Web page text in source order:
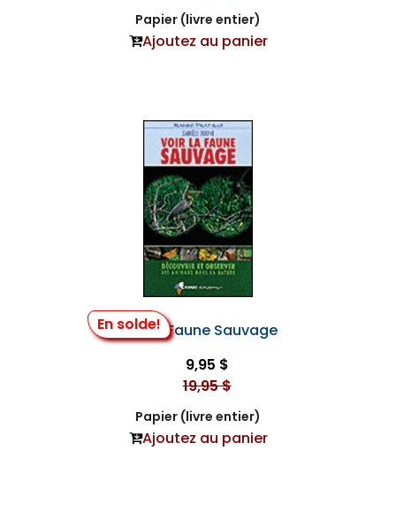
Papier (livre entier)
Ajoutez au panier
En solde!
Voir la Faune Sauvage
9,95 $
19,95 $
Papier (livre entier)
Ajoutez au panier